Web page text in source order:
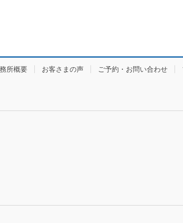
所概要 お客さまの声 ご予約・お問い合わせ